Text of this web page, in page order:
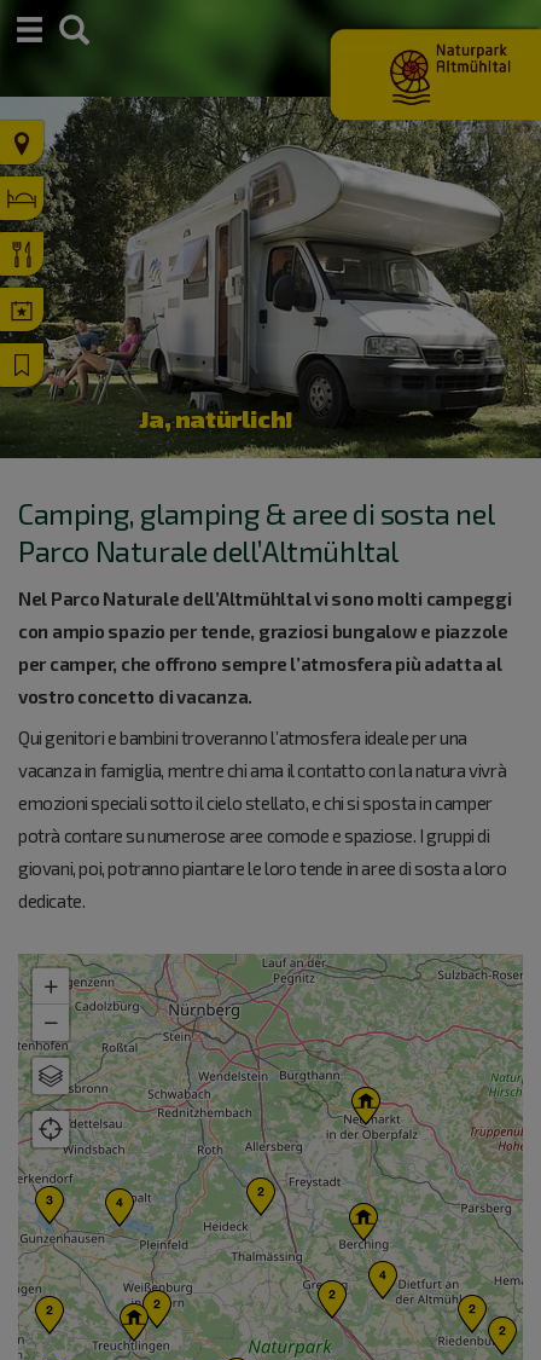
S
c
h
e
Ja, natürlich!
Camping, glamping & aree di sosta nel
Parco Naturale dell’Altmühltal
Nel Parco Naturale dell’Altmühltal vi sono molti campeggi
con ampio spazio per tende, graziosi bungalow e piazzole
per camper, che offrono sempre l’atmosfera più adatta al
vostro concetto di vacanza.
Qui genitori e bambini troveranno l’atmosfera ideale per una
vacanza in famiglia, mentre chi ama il contatto con la natura vivrà
emozioni speciali sotto il cielo stellato, e chi si sposta in camper
potrà contare su numerose aree comode e spaziose. I gruppi di
giovani, poi, potranno piantare le loro tende in aree di sosta a loro
dedicate.
+
−
Cartina
Satellitare
topografico